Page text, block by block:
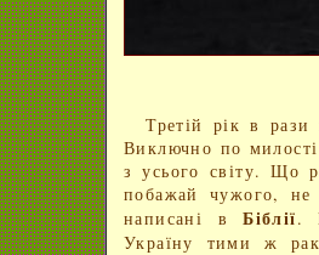
Третій рік в рази
Виключно по
з усього світу. Що
побажай чужого, не
написані вБіблії.
Україну тими ж